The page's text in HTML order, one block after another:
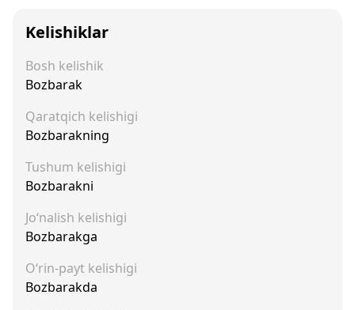
Kelishiklar
Bosh kelishik
Bozbarak
Qaratqich kelishigi
Bozbarakning
Tushum kelishigi
Bozbarakni
Jo‘nalish kelishigi
Bozbarakga
O‘rin-payt kelishigi
Bozbarakda